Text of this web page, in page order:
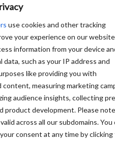
use cookies and other tracking
your experience on our
information from your device
such as your IP address and
like providing you with
content, measuring marketing
audience insights, collecting
product development. Please
across all our subdomains. You
consent at any time by